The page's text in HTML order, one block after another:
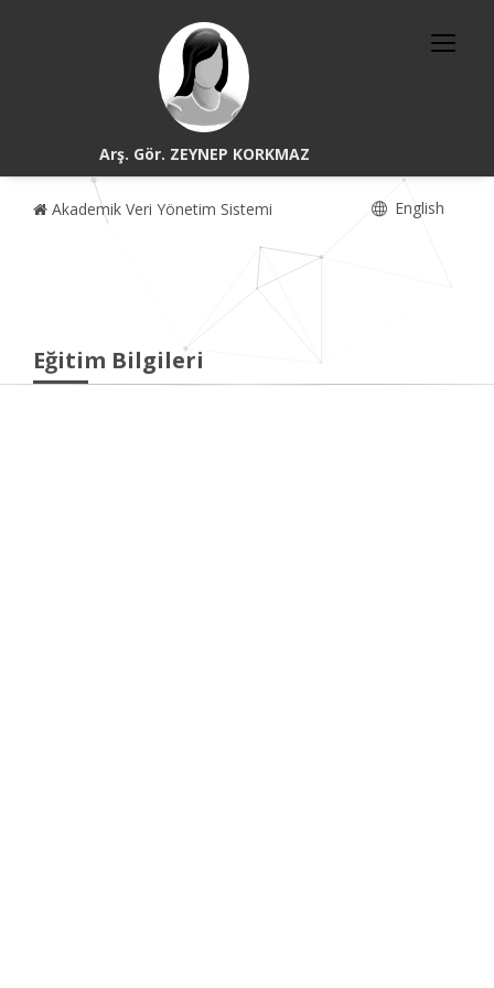
Arş. Gör. ZEYNEP KORKMAZ
Akademik Veri Yönetim Sistemi English
Eğitim Bilgileri